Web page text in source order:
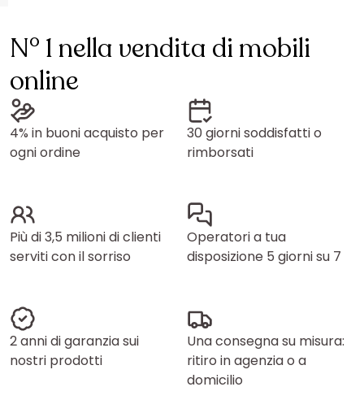
N° 1 nella vendita di mobili
online
4% in buoni acquisto per
ogni ordine
30 giorni soddisfatti o
rimborsati
Più di 3,5 milioni di clienti
serviti con il sorriso
Operatori a tua
disposizione 5 giorni su 7
2 anni di garanzia sui
nostri prodotti
Una consegna su misura:
ritiro in agenzia o a
domicilio